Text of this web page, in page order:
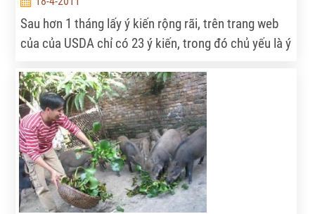
Sau hơn 1 tháng lấy ý kiến rộng rãi, trên trang web
của của USDA chỉ có 23 ý kiến, trong đó chủ yếu là ý
nội địa.